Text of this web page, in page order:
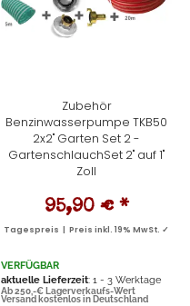
Zubehör
Benzinwasserpumpe TKB50
2x2" Garten Set 2 -
GartenschlauchSet 2" auf 1"
Zoll
95,90 € *
Tagespreis | Preis inkl. 19% MwSt. ✓
VERFÜGBAR
aktuelle Lieferzeit: 1 - 3 Werktage
Ab 250,-€ Lagerverkaufs-Wert
Versand kostenlos in Deutschland